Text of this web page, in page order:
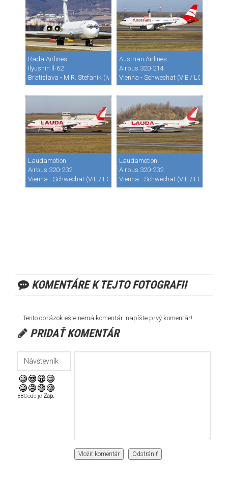
Rada Airlines
Ilyushin Il-62
Bratislava - M.R. Stefanik (Ivanka) (BTS / LZIB)
Austrian Airlines
Airbus 320-214
Vienna - Schwechat (VIE / LOWW)
Laudamotion
Airbus 320-232
Vienna - Schwechat (VIE / LOWW)
Laudamotion
Airbus 320-232
Vienna - Schwechat (VIE / LOWW)
KOMENTÁRE K TEJTO FOTOGRAFII
Tento obrázok ešte nemá komentár. napíšte prvý komentár!
PRIDAŤ KOMENTÁR
BBCode je Zap.